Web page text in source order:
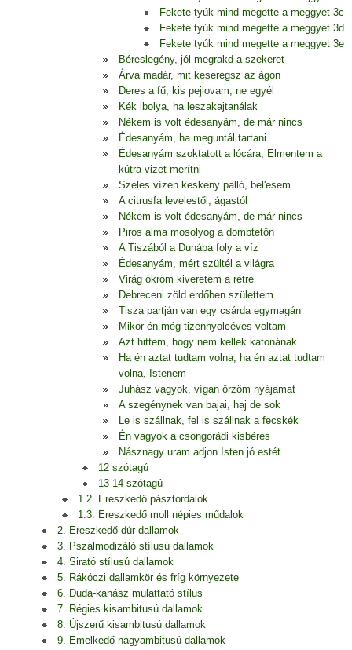
Fekete tyúk mind megette a meggyet 3c
Fekete tyúk mind megette a meggyet 3d
Fekete tyúk mind megette a meggyet 3e
Béreslegény, jól megrakd a szekeret
Árva madár, mit keseregsz az ágon
Deres a fű, kis pejlovam, ne egyél
Kék ibolya, ha leszakajtanálak
Nékem is volt édesanyám, de már nincs
Édesanyám, ha meguntál tartani
Édesanyám szoktatott a lócára; Elmentem a
kútra vizet merítni
Széles vízen keskeny palló, bel'esem
A citrusfa levelestől, ágastól
Nékem is volt édesanyám, de már nincs
Piros alma mosolyog a dombtetőn
A Tiszából a Dunába foly a víz
Édesanyám, mért szültél a világra
Virág ökröm kiveretem a rétre
Debreceni zöld erdőben születtem
Tisza partján van egy csárda egymagán
Mikor én még tizennyolcéves voltam
Azt hittem, hogy nem kellek katonának
Ha én aztat tudtam volna, ha én aztat tudtam
volna, Istenem
Juhász vagyok, vígan őrzöm nyájamat
A szegénynek van bajai, haj de sok
Le is szállnak, fel is szállnak a fecskék
Én vagyok a csongorádi kisbéres
Násznagy uram adjon Isten jó estét
12 szótagú
13-14 szótagú
1.2. Ereszkedő pásztordalok
1.3. Ereszkedő moll népies műdalok
2. Ereszkedő dúr dallamok
3. Pszalmodizáló stílusú dallamok
4. Sirató stílusú dallamok
5. Rákóczi dallamkör és fríg környezete
6. Duda-kanász mulattató stílus
7. Régies kisambitusú dallamok
8. Újszerű kisambitusú dallamok
9. Emelkedő nagyambitusú dallamok